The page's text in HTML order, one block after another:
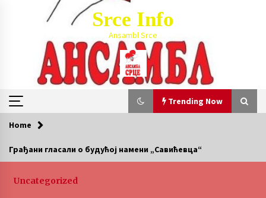
Srce Info
Ansambl Srce
Trending Now
Trending Now
Home
Грађани гласали о будућој намени „Савићевца“
Uncategorized